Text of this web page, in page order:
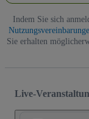
Indem Sie sich
Sie erhalten
Live-